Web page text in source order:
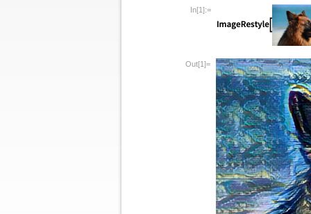
In[1]:=
Out[1]=